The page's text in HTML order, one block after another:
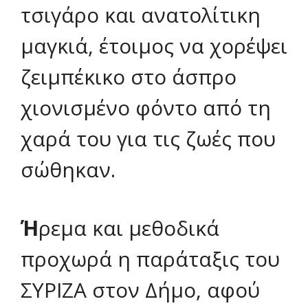
τσιγάρο και ανατολίτικη
μαγκιά, έτοιμος να χορέψει
ζειμπέκικο στο άσπρο
χιονισμένο φόντο από τη
χαρά του για τις ζωές που
σώθηκαν.
Ήρεμα και μεθοδικά
προχωρά η παράταξις του
ΣΥΡΙΖΑ στον Δήμο, αφού